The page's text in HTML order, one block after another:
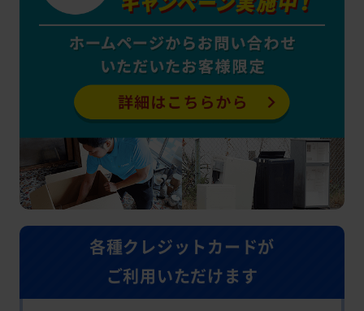
各種クレジットカードが
ご利用いただけます